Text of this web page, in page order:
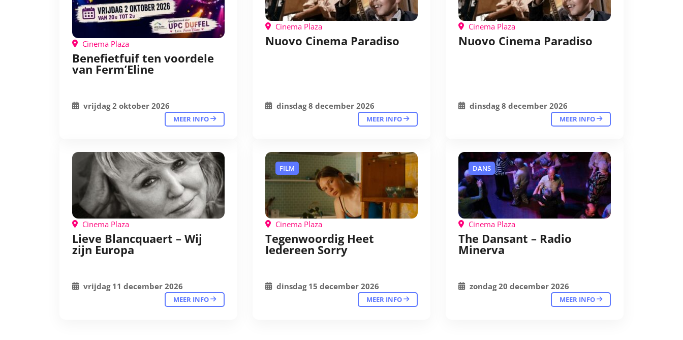
Cinema Plaza
Benefietfuif ten voordele
van Ferm’Eline
vrijdag 2 oktober 2026
MEER INFO
Cinema Plaza
Nuovo Cinema Paradiso
dinsdag 8 december 2026
MEER INFO
Cinema Plaza
Nuovo Cinema Paradiso
dinsdag 8 december 2026
MEER INFO
Cinema Plaza
Lieve Blancquaert – Wij
zijn Europa
vrijdag 11 december 2026
MEER INFO
FILM
Cinema Plaza
Tegenwoordig Heet
Iedereen Sorry
dinsdag 15 december 2026
MEER INFO
DANS
Cinema Plaza
The Dansant – Radio
Minerva
zondag 20 december 2026
MEER INFO